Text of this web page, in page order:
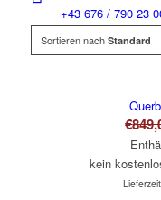
+43 676 / 790 23
Sortieren nach Standard
€
kein